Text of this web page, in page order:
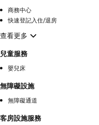
商務中心
快速登記入住/退房
查看更多
兒童服務
嬰兒床
無障礙設施
無障礙通道
客房設施服務